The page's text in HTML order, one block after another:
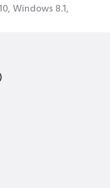
Windows 8.1,